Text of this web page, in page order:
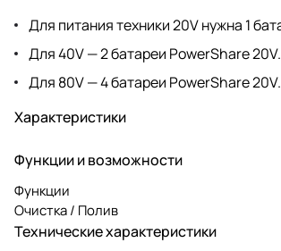
Для питания техники 20V нужна 1
Для 40V — 2 батареи PowerShare 20V.
Для 80V — 4 батареи PowerShare 20V.
Характеристики
Функции и возможности
Функции
Очистка / Полив
Технические характеристики